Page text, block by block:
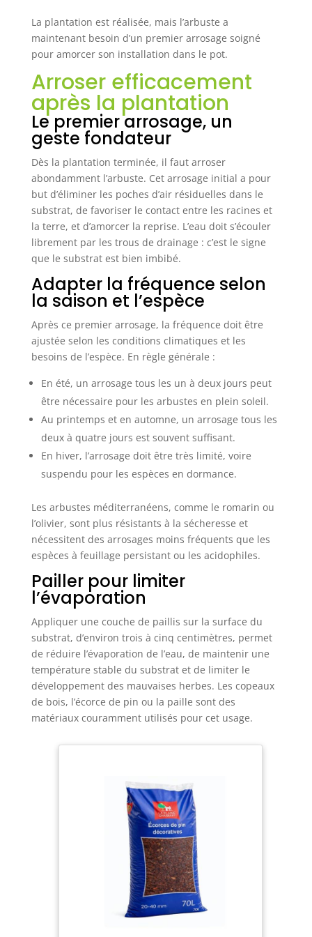
La plantation est réalisée, mais l’arbuste a
maintenant besoin d’un premier arrosage soigné
pour amorcer son installation dans le pot.
Arroser efficacement
après la plantation
Le premier arrosage, un
geste fondateur
Dès la plantation terminée, il faut arroser
abondamment l’arbuste. Cet arrosage initial a pour
but d’éliminer les poches d’air résiduelles dans le
substrat, de favoriser le contact entre les racines et
la terre, et d’amorcer la reprise. L’eau doit s’écouler
librement par les trous de drainage : c’est le signe
que le substrat est bien imbibé.
Adapter la fréquence selon
la saison et l’espèce
Après ce premier arrosage, la fréquence doit être
ajustée selon les conditions climatiques et les
besoins de l’espèce. En règle générale :
En été, un arrosage tous les un à deux jours peut
être nécessaire pour les arbustes en plein soleil.
Au printemps et en automne, un arrosage tous les
deux à quatre jours est souvent suffisant.
En hiver, l’arrosage doit être très limité, voire
suspendu pour les espèces en dormance.
Les arbustes méditerranéens, comme le romarin ou
l’olivier, sont plus résistants à la sécheresse et
nécessitent des arrosages moins fréquents que les
espèces à feuillage persistant ou les acidophiles.
Pailler pour limiter
l’évaporation
Appliquer une couche de paillis sur la surface du
substrat, d’environ trois à cinq centimètres, permet
de réduire l’évaporation de l’eau, de maintenir une
température stable du substrat et de limiter le
développement des mauvaises herbes. Les copeaux
de bois, l’écorce de pin ou la paille sont des
matériaux couramment utilisés pour cet usage.